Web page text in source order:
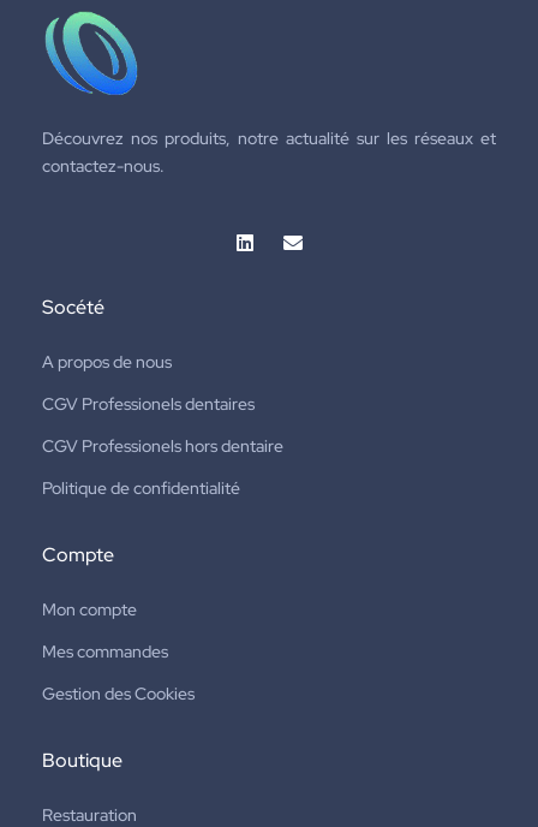
Découvrez nos produits, notre actualité sur les réseaux et
contactez-nous.
Socété
A propos de nous
CGV Professionels dentaires
CGV Professionels hors dentaire
Politique de confidentialité
Compte
Mon compte
Mes commandes
Gestion des Cookies
Boutique
Restauration